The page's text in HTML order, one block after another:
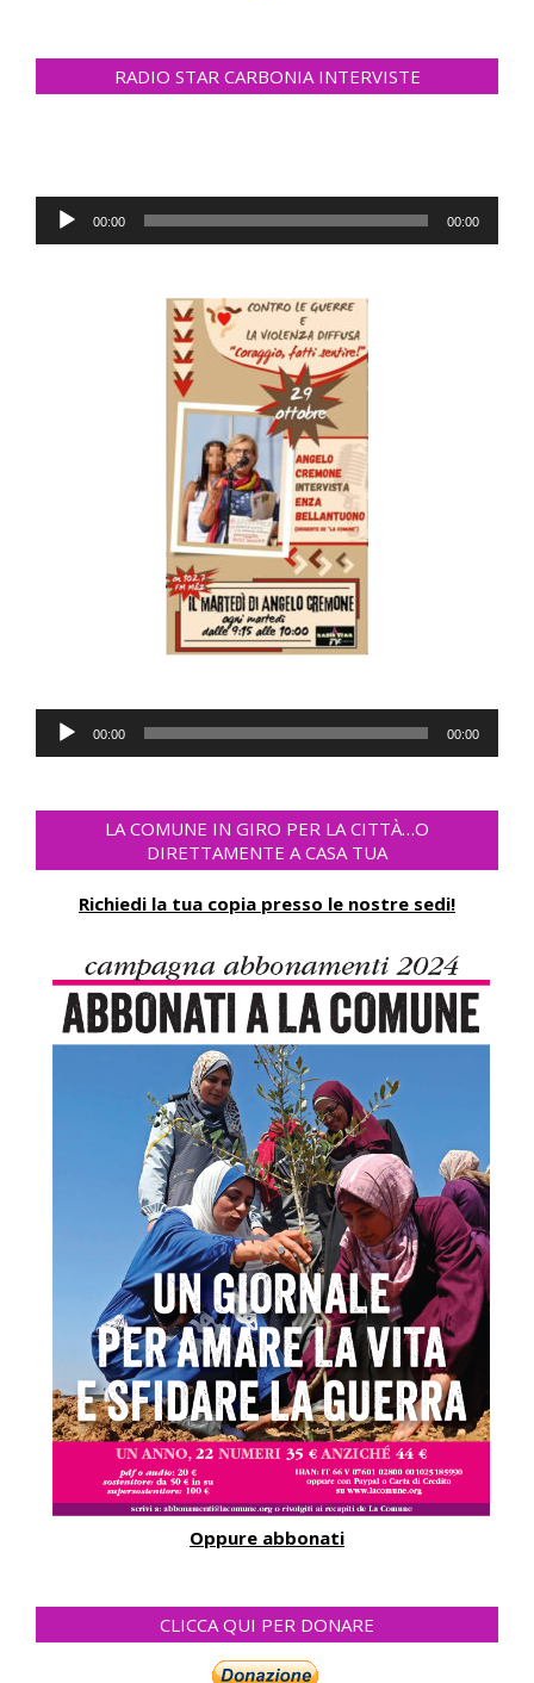
RADIO STAR CARBONIA INTERVISTE
Audio
Player
00:00 00:00
Audio
Player
00:00 00:00
LA COMUNE IN GIRO PER LA CITTÀ…O
DIRETTAMENTE A CASA TUA
Richiedi la tua copia presso le nostre sedi!
Oppure abbonati
CLICCA QUI PER DONARE